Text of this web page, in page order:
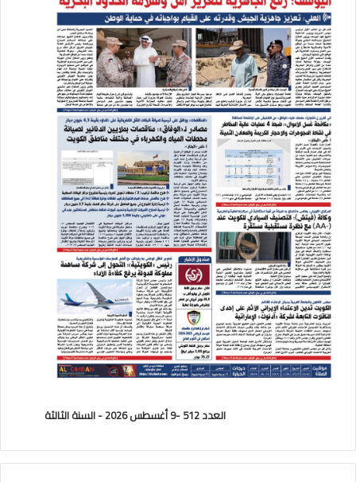
العدد 512 -9 أغسطس 2026 - السنة الثالثة